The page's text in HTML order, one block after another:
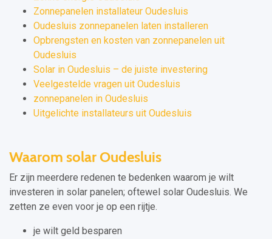
Zonnepanelen installateur Oudesluis
Oudesluis zonnepanelen laten installeren
Opbrengsten en kosten van zonnepanelen uit
Oudesluis
Solar in Oudesluis – de juiste investering
Veelgestelde vragen uit Oudesluis
zonnepanelen in Oudesluis
Uitgelichte installateurs uit Oudesluis
Waarom solar Oudesluis
Er zijn meerdere redenen te bedenken waarom je wilt
investeren in solar panelen; oftewel solar Oudesluis. We
zetten ze even voor je op een rijtje.
je wilt geld besparen